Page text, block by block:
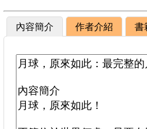
內容簡介 作者介紹 書